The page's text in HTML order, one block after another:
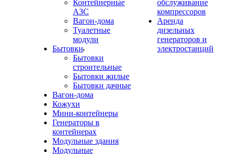
Контейнерные
АЗС
Вагон-дома
Туалетные
модули
Бытовки
Бытовки
строительные
Бытовки жилые
Бытовки дачные
Вагон-дома
Кожухи
Мини-контейнеры
Генераторы в
контейнерах
Модульные здания
Модульные
обслуживание
компрессоров
Аренда
дизельных
генераторов и
электростанций